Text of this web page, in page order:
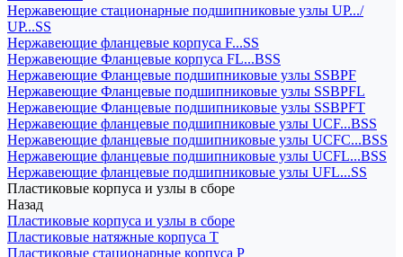
Нержавеющие стационарные подшипниковые узлы UP.../
UP...SS
Нержавеющие фланцевые корпуса F...SS
Нержавеющие Фланцевые корпуса FL...BSS
Нержавеющие Фланцевые подшипниковые узлы SSBPF
Нержавеющие Фланцевые подшипниковые узлы SSBPFL
Нержавеющие Фланцевые подшипниковые узлы SSBPFT
Нержавеющие фланцевые подшипниковые узлы UCF...BSS
Нержавеющие фланцевые подшипниковые узлы UCFC...BSS
Нержавеющие фланцевые подшипниковые узлы UCFL...BSS
Нержавеющие фланцевые подшипниковые узлы UFL...SS
Пластиковые корпуса и узлы в сборе
Назад
Пластиковые корпуса и узлы в сборе
Пластиковые натяжные корпуса T
Пластиковые стационарные корпуса P